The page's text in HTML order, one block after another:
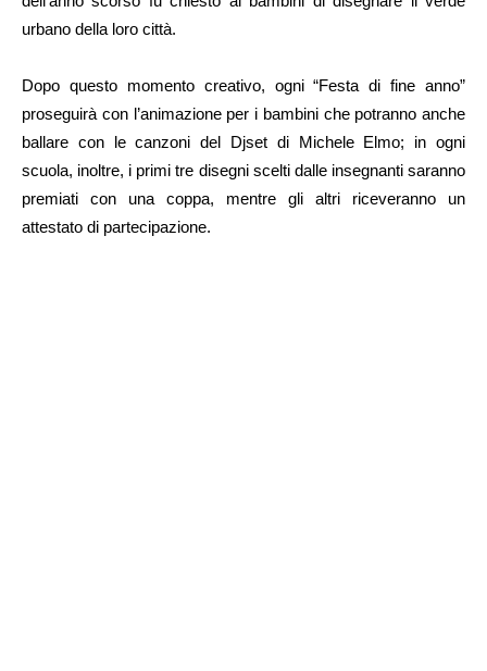
urbano della loro città.
Dopo questo momento creativo, ogni “Festa di fine anno”
proseguirà con l’animazione per i bambini che potranno anche
ballare con le canzoni del Djset di Michele Elmo; in ogni
scuola, inoltre, i primi tre disegni scelti dalle insegnanti saranno
premiati con una coppa, mentre gli altri riceveranno un
attestato di partecipazione.